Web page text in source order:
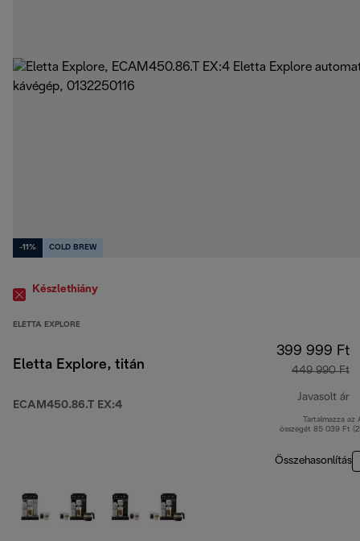
-11% COLD BREW
Készlethiány
ELETTA EXPLORE
Eletta Explore, titán
ECAM450.86.T EX:4
399 999 Ft
449 990 Ft
Javasolt ár
Tartalmazza az
összegét 85 039 Ft
Összehasonlítás